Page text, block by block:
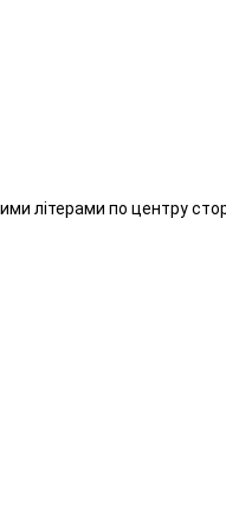
літерами по центру